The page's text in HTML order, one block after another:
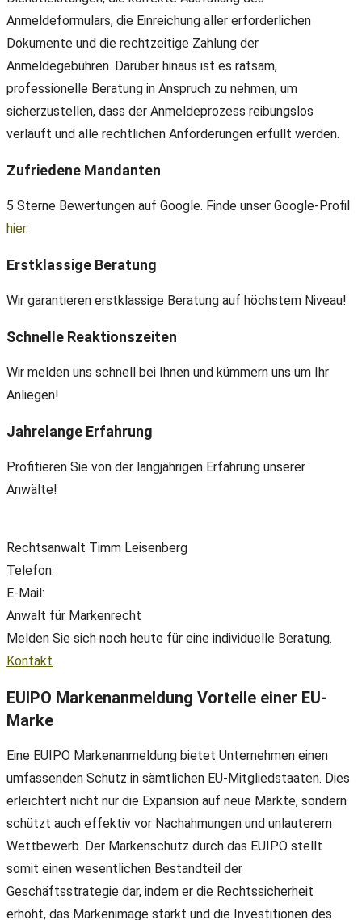
Anmeldeformulars, die Einreichung aller erforderlichen
Dokumente und die rechtzeitige Zahlung der
Anmeldegebühren. Darüber hinaus ist es ratsam,
professionelle Beratung in Anspruch zu nehmen, um
sicherzustellen, dass der Anmeldeprozess reibungslos
verläuft und alle rechtlichen Anforderungen erfüllt werden.
Zufriedene Mandanten
5 Sterne Bewertungen auf Google. Finde unser Google-Profil
hier.
Erstklassige Beratung
Wir garantieren erstklassige Beratung auf höchstem Niveau!
Schnelle Reaktionszeiten
Wir melden uns schnell bei Ihnen und kümmern uns um Ihr
Anliegen!
Jahrelange Erfahrung
Profitieren Sie von der langjährigen Erfahrung unserer
Anwälte!
Rechtsanwalt Timm Leisenberg
Telefon:
E-Mail:
Anwalt für Markenrecht
Melden Sie sich noch heute für eine individuelle Beratung.
Kontakt
EUIPO Markenanmeldung Vorteile einer EU-
Marke
Eine EUIPO Markenanmeldung bietet Unternehmen einen
umfassenden Schutz in sämtlichen EU-Mitgliedstaaten. Dies
erleichtert nicht nur die Expansion auf neue Märkte, sondern
schützt auch effektiv vor Nachahmungen und unlauterem
Wettbewerb. Der Markenschutz durch das EUIPO stellt
somit einen wesentlichen Bestandteil der
Geschäftsstrategie dar, indem er die Rechtssicherheit
erhöht, das Markenimage stärkt und die Investitionen des